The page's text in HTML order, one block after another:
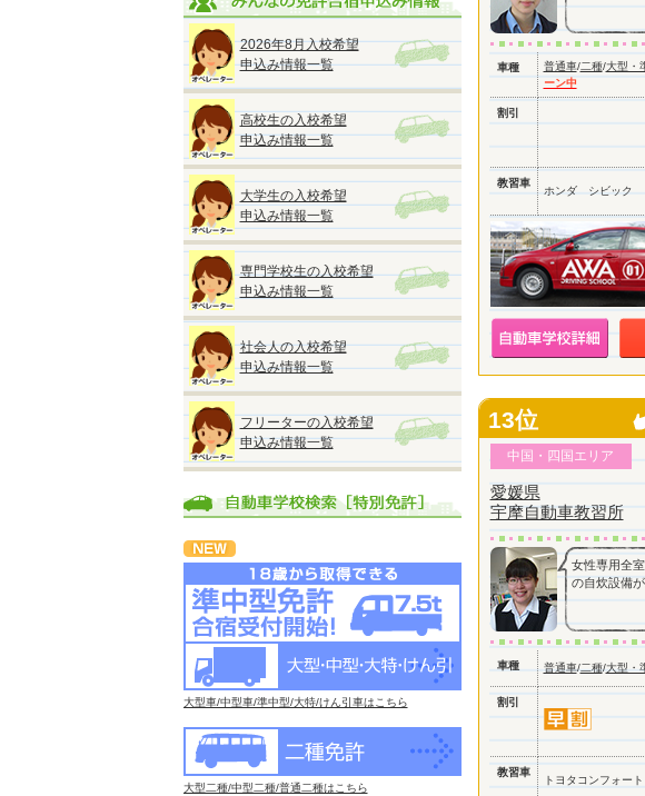
2026年8月入校希望
申込み情報一覧
高校生の入校希望
申込み情報一覧
大学生の入校希望
申込み情報一覧
専門学校生の入校希望
申込み情報一覧
社会人の入校希望
申込み情報一覧
フリーターの入校希望
申込み情報一覧
大型車/中型車/準中型/大特/けん引車はこちら
大型二種/中型二種/普通二種はこちら
車種 普通車/二種/大型・
ーン中
割引
教習車
ホンダ シビック
13位
中国・四国エリア
愛媛県
宇摩自動車教習所
女性専用全
の自炊設備
車種 普通車/二種/大型・
割引
教習車
トヨタコンフォート